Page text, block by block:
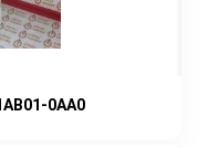
0AA0